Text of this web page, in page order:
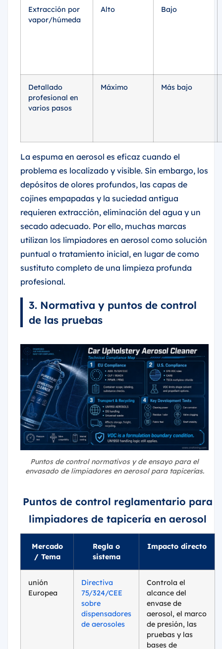
Extracción por
vapor/húmeda
Alto Bajo
Detallado
profesional en
varios pasos
Máximo Más bajo
La espuma en aerosol es eficaz cuando el
problema es localizado y visible. Sin embargo, los
depósitos de olores profundos, las capas de
cojines empapadas y la suciedad antigua
requieren extracción, eliminación del agua y un
secado adecuado. Por ello, muchas marcas
utilizan los limpiadores en aerosol como solución
puntual o tratamiento inicial, en lugar de como
sustituto completo de una limpieza profunda
profesional.
3. Normativa y puntos de control
de las pruebas
Puntos de control normativos y de ensayo para el
envasado de limpiadores en aerosol para tapicerías.
Puntos de control reglamentario para
limpiadores de tapicería en aerosol
Mercado
/ Tema
Regla o
sistema
Impacto directo
unión
Europea
Directiva
75/324/CEE
sobre
dispensadores
de aerosoles
Controla el
alcance del
envase de
aerosol, el marco
de presión, las
pruebas y las
bases de